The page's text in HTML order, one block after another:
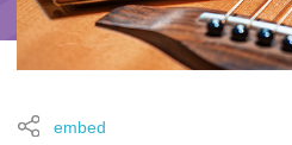
embed